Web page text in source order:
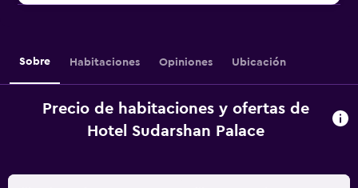
Sobre Habitaciones Opiniones Ubicación
Precio de habitaciones y ofertas de
Hotel Sudarshan Palace